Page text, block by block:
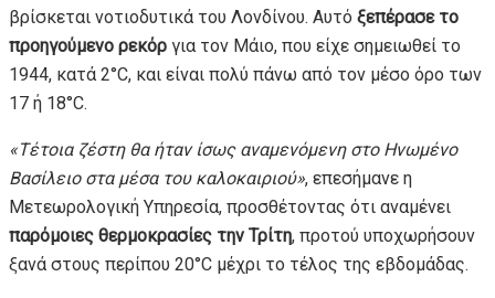
βρίσκεται νοτιοδυτικά του Λονδίνου. Αυτό ξεπέρασε το
προηγούμενο ρεκόρ για τον Μάιο, που είχε σημειωθεί το
1944, κατά 2°C, και είναι πολύ πάνω από τον μέσο όρο των
17 ή 18°C.
«Τέτοια ζέστη θα ήταν ίσως αναμενόμενη στο Ηνωμένο
Βασίλειο στα μέσα του καλοκαιριού», επεσήμανε η
Μετεωρολογική Υπηρεσία, προσθέτοντας ότι αναμένει
παρόμοιες θερμοκρασίες την Τρίτη, προτού υποχωρήσουν
ξανά στους περίπου 20°C μέχρι το τέλος της εβδομάδας.